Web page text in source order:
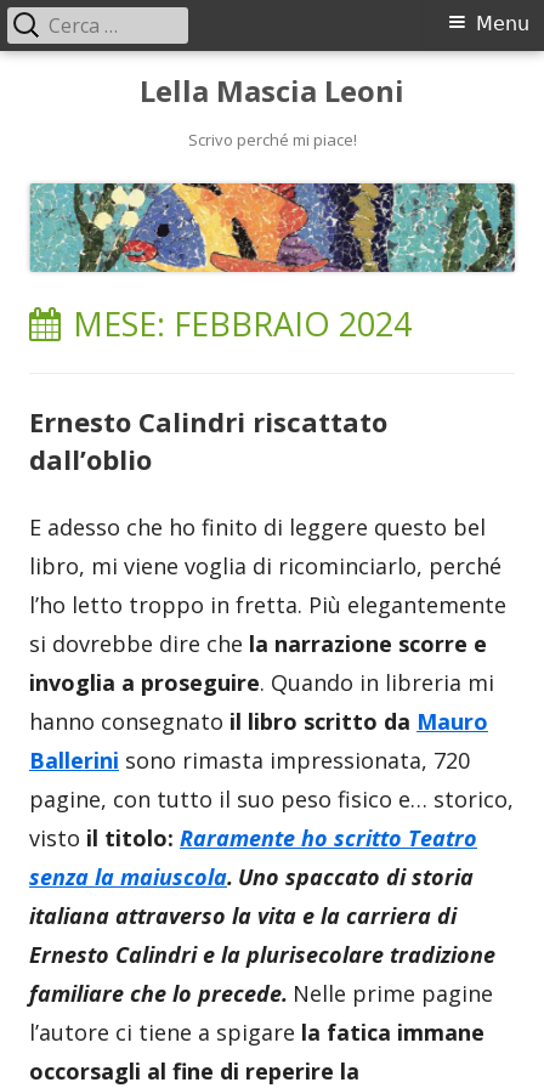
Lella Mascia Leoni
Scrivo perché mi piace!
Menu
principale
Menu
Ricerca
per:
MESE: FEBBRAIO 2024
Ernesto Calindri riscattato
dall’oblio
E adesso che ho finito di leggere questo bel
libro, mi viene voglia di ricominciarlo, perché
l’ho letto troppo in fretta. Più elegantemente
si dovrebbe dire che la narrazione scorre e
invoglia a proseguire. Quando in libreria mi
hanno consegnato il libro scritto da Mauro
Ballerini sono rimasta impressionata, 720
pagine, con tutto il suo peso fisico e… storico,
visto il titolo: Raramente ho scritto Teatro
senza la maiuscola. Uno spaccato di storia
italiana attraverso la vita e la carriera di
Ernesto Calindri e la plurisecolare tradizione
familiare che lo precede. Nelle prime pagine
l’autore ci tiene a spigare la fatica immane
occorsagli al fine di reperire la